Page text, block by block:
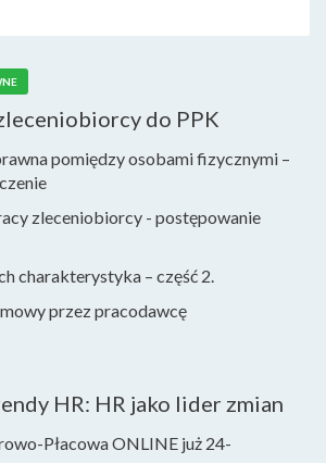
do PPK
pomiędzy osobami fizycznymi –
zleceniobiorcy - postępowanie
charakterystyka – część 2.
przez pracodawcę
HR: HR jako lider zmian
Płacowa ONLINE już 24-